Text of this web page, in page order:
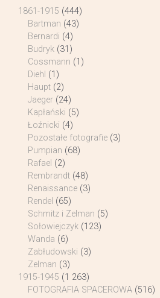
1861-1915 (444)
Bartman (43)
Bernardi (4)
Budryk (31)
Cossmann (1)
Diehl (1)
Haupt (2)
Jaeger (24)
Kapłański (5)
Łoźnicki (4)
Pozostałe fotografie (3)
Pumpian (68)
Rafael (2)
Rembrandt (48)
Renaissance (3)
Rendel (65)
Schmitz i Zelman (5)
Sołowiejczyk (123)
Wanda (6)
Zabłudowski (3)
Zelman (3)
1915-1945 (1 263)
FOTOGRAFIA SPACEROWA (516)